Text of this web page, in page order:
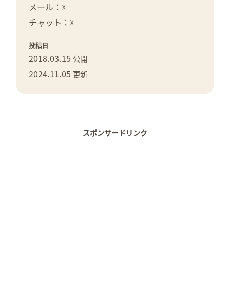
メール：☓
チャット：☓
投稿日
2018.03.15 公開
2024.11.05 更新
スポンサードリンク